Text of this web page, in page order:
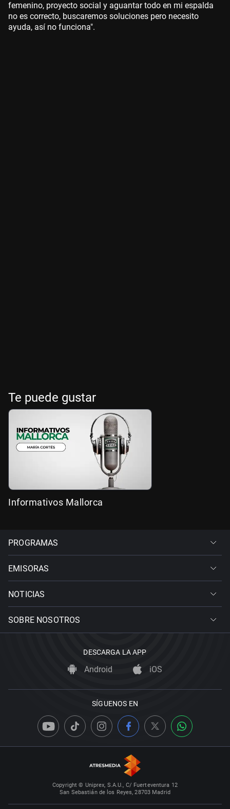
femenino, proyecto social y aguantar todo en mi espalda
no es correcto, buscaremos soluciones pero necesito
ayuda, así no funciona".
Te puede gustar
Informativos Mallorca
PROGRAMAS
EMISORAS
NOTICIAS
SOBRE NOSOTROS
DESCARGA LA APP
Android iOS
SÍGUENOS EN
Copyright © Uniprex, S.A.U., C/ Fuerteventura 12
San Sebastián de los Reyes, 28703 Madrid